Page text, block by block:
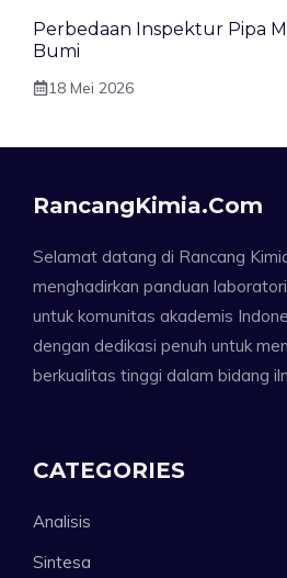
Perbedaan Inspektur Pipa
Bumi
18 Mei 2026
RancangKimia.com
Selamat datang di Rancang
menghadirkan panduan
untuk komunitas akademis
dengan dedikasi penuh untuk
berkualitas tinggi dalam bidang
CATEGORIES
Analisis
Sintesa